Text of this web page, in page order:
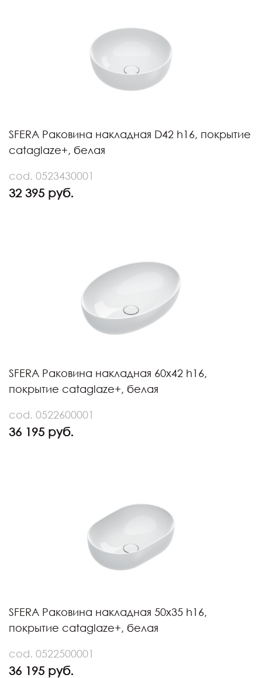
SFERA Раковина накладная D42 h16, покрытие
cataglaze+, белая
cod. 0523430001
32 395 руб.
SFERA Раковина накладная 60х42 h16,
покрытие cataglaze+, белая
cod. 0522600001
36 195 руб.
SFERA Раковина накладная 50х35 h16,
покрытие cataglaze+, белая
cod. 0522500001
36 195 руб.